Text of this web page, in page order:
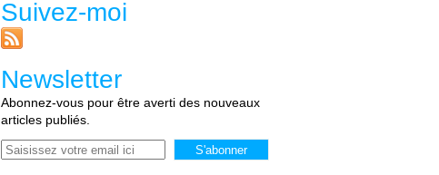
Suivez-moi
Newsletter
Abonnez-vous pour être averti des nouveaux
articles publiés.
Email